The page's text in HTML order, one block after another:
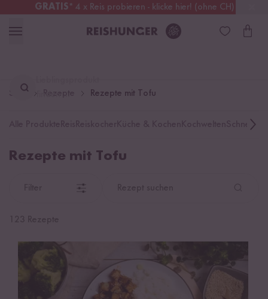
GRATIS* 4 x Reis probieren - klicke hier! (ohne CH)
Deutschland Kostenloser Versand
finden ...
Start Rezepte mit Tofu
Schnelle
Rezepte mit Tofu